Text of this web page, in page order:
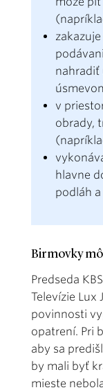
nahradiť
v
obrady,
hlavne
podláh
Birmovky
Predseda
Televízie Lux
povinnosti
opatrení. Pri
aby sa
by mali byť
mieste